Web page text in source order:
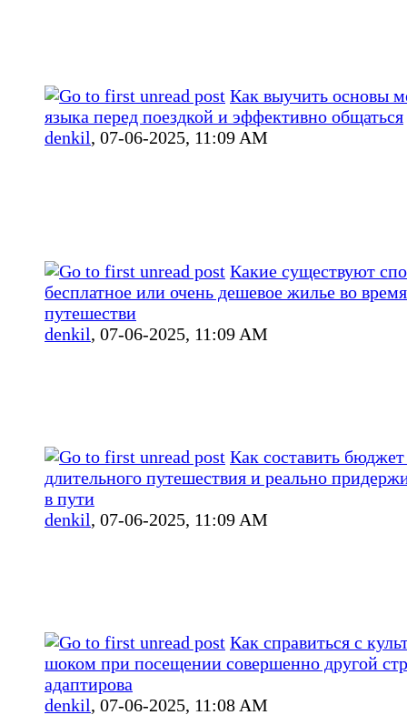
Как выучить основы
языка перед поездкой и эффективно общаться
denkil, 07-06-2025, 11:09 AM
Какие существуют
бесплатное или очень дешевое жилье во время
путешестви
denkil, 07-06-2025, 11:09 AM
Как составить
длительного путешествия и реально
в пути
denkil, 07-06-2025, 11:09 AM
Как справиться с
шоком при посещении совершенно другой
адаптирова
denkil, 07-06-2025, 11:08 AM